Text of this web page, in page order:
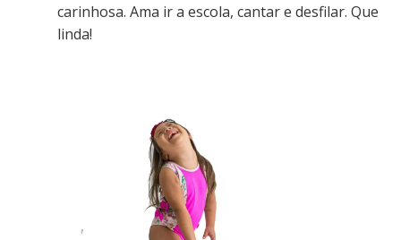
carinhosa. Ama ir a escola, cantar e desfilar. Que
linda!